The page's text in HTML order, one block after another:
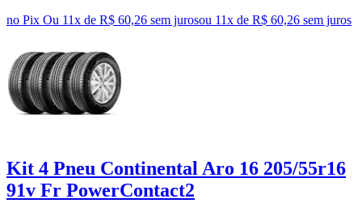
no Pix Ou 11x de R$ 60,26 sem jurosou 11x de R$ 60,26 sem juros
Kit 4 Pneu Continental Aro 16 205/55r16
91v Fr PowerContact2